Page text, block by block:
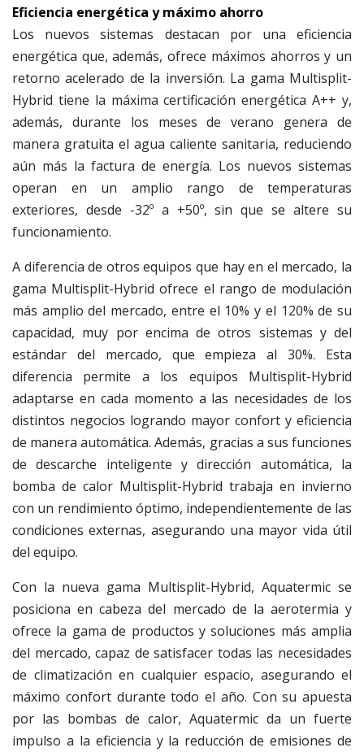
Eficiencia energética y máximo ahorro
Los nuevos sistemas destacan por una eficiencia
energética que, además, ofrece máximos ahorros y un
retorno acelerado de la inversión. La gama Multisplit-
Hybrid tiene la máxima certificación energética A++ y,
además, durante los meses de verano genera de
manera gratuita el agua caliente sanitaria, reduciendo
aún más la factura de energía. Los nuevos sistemas
operan en un amplio rango de temperaturas
exteriores, desde -32º a +50º, sin que se altere su
funcionamiento.
A diferencia de otros equipos que hay en el mercado, la
gama Multisplit-Hybrid ofrece el rango de modulación
más amplio del mercado, entre el 10% y el 120% de su
capacidad, muy por encima de otros sistemas y del
estándar del mercado, que empieza al 30%. Esta
diferencia permite a los equipos Multisplit-Hybrid
adaptarse en cada momento a las necesidades de los
distintos negocios logrando mayor confort y eficiencia
de manera automática. Además, gracias a sus funciones
de descarche inteligente y dirección automática, la
bomba de calor Multisplit-Hybrid trabaja en invierno
con un rendimiento óptimo, independientemente de las
condiciones externas, asegurando una mayor vida útil
del equipo.
Con la nueva gama Multisplit-Hybrid, Aquatermic se
posiciona en cabeza del mercado de la aerotermia y
ofrece la gama de productos y soluciones más amplia
del mercado, capaz de satisfacer todas las necesidades
de climatización en cualquier espacio, asegurando el
máximo confort durante todo el año. Con su apuesta
por las bombas de calor, Aquatermic da un fuerte
impulso a la eficiencia y la reducción de emisiones de